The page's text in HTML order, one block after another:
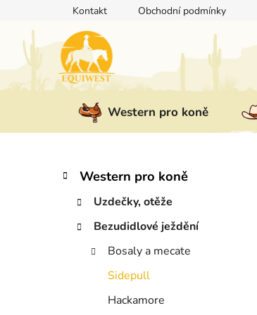
obsah
Kontakt Obchodní podmínky
Western pro koně
PPřeskočit
kategorie
K
a
Western pro koně
Uzdečky, otěže
Bezudidlové ježdění
Bosaly a mecate
Sidepull
Hackamore